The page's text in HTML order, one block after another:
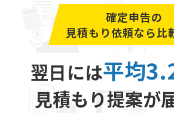
確定申告の
見積もり依頼なら比
翌日には平均
見積もり提案が